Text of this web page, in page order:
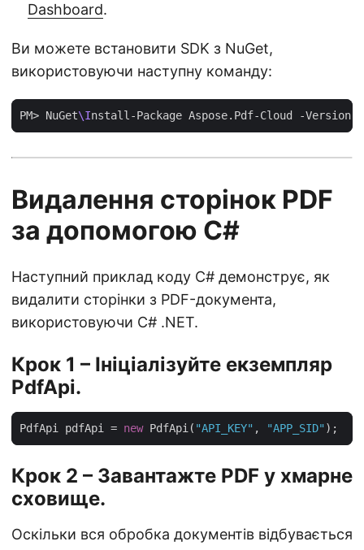
Dashboard.
Ви можете встановити SDK з NuGet,
використовуючи наступну команду:
PM> NuGet\I
Видалення сторінок PDF
за допомогою C#
Наступний приклад коду C# демонструє, як
видалити сторінки з PDF-документа,
використовуючи C# .NET.
Крок 1 – Ініціалізуйте екземпляр
PdfApi.
PdfApi pdfApi = new PdfApi( "API_KEY" , "APP_SID"
Крок 2 – Завантажте PDF у хмарне
сховище.
Оскільки вся обробка документів відбувається